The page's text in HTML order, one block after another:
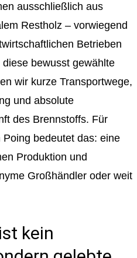
ausschließlich aus
Restholz – vorwiegend
Betrieben
bewusst gewählte
wir kurze Transportwege,
und absolute
des Brennstoffs. Für
bedeutet das: eine
Produktion und
Großhändler oder weit
kein